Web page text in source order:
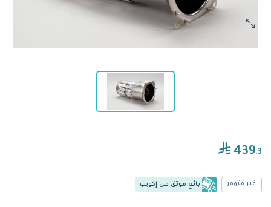
439.3
غير متوفر بائع موثق من إكويب